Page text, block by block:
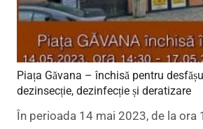
Piața Găvana – închisă pentru
dezinsecție, dezinfecție și deratizare
În perioada 14 mai 2023, de la ora